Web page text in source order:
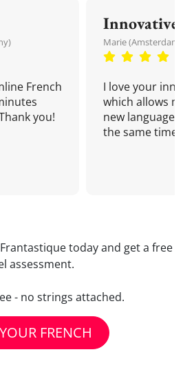
French
you!
Innovative
Marie
I love your
which allows
new language
the same time!
today and get a free
assessment.
- no strings attached.
FRENCH